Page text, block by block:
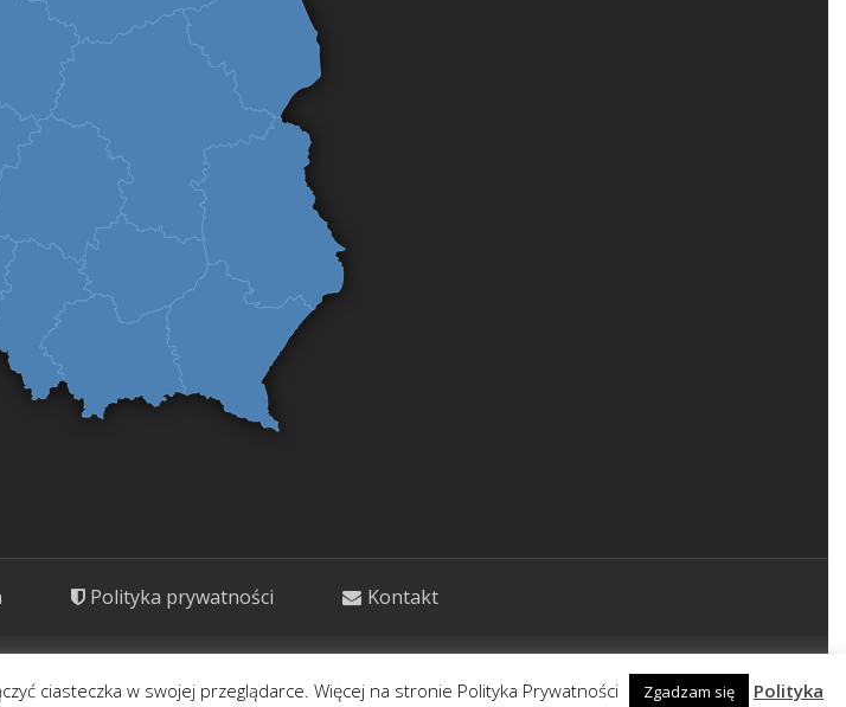
Polityka prywatności Kontakt
kulinarnym, leczniczym i kosmetycznym. Wpisy nie stanowią porady lekarskiej.
rozważnie.
ciasteczka w swojej przeglądarce. Więcej na stronie Polityka Prywatności Zgadzam się Polityka